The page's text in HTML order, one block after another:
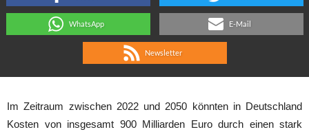
WhatsApp E-Mail
Newsletter
Im Zeitraum zwischen 2022 und 2050 könnten in Deutschland
Kosten von insgesamt 900 Milliarden Euro durch einen stark